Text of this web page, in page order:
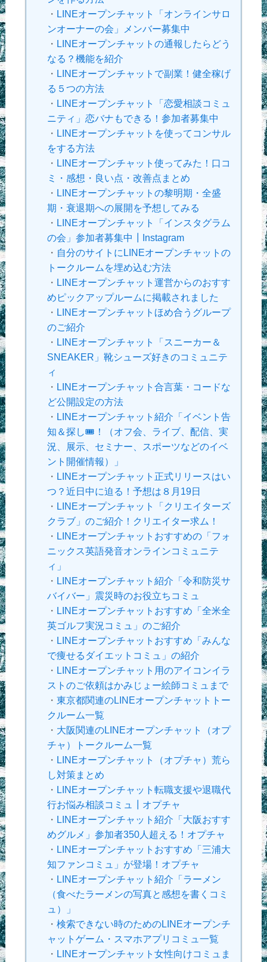
・ LINEオープンチャット「オンラインサロ
ンオーナーの会」メンバー募集中
・ LINEオープンチャットの通報したらどう
なる？機能を紹介
・ LINEオープンチャットで副業！健全稼げ
る５つの方法
・ LINEオープンチャット「恋愛相談コミュ
ニティ」恋バナもできる！参加者募集中
・ LINEオープンチャットを使ってコンサル
をする方法
・ LINEオープンチャット使ってみた！口コ
ミ・感想・良い点・改善点まとめ
・ LINEオープンチャットの黎明期・全盛
期・衰退期への展開を予想してみる
・ LINEオープンチャット「インスタグラム
の会」参加者募集中┃Instagram
・ 自分のサイトにLINEオープンチャットの
トークルームを埋め込む方法
・ LINEオープンチャット運営からのおすす
めピックアップルームに掲載されました
・ LINEオープンチャットほめ合うグループ
のご紹介
・ LINEオープンチャット「スニーカー＆
SNEAKER」靴シューズ好きのコミュニテ
ィ
・ LINEオープンチャット合言葉・コードな
ど公開設定の方法
・ LINEオープンチャット紹介「イベント告
知＆探し🎟！（オフ会、ライブ、配信、実
況、展示、セミナー、スポーツなどのイベ
ント開催情報）」
・ LINEオープンチャット正式リリースはい
つ？近日中に迫る！予想は８月19日
・ LINEオープンチャット「クリエイターズ
クラブ」のご紹介！クリエイター求ム！
・ LINEオープンチャットおすすめの「フォ
ニックス英語発音オンラインコミュニテ
ィ」
・ LINEオープンチャット紹介「令和防災サ
バイバー」震災時のお役立ちコミュ
・ LINEオープンチャットおすすめ「全米全
英ゴルフ実況コミュ」のご紹介
・ LINEオープンチャットおすすめ「みんな
で痩せるダイエットコミュ」の紹介
・ LINEオープンチャット用のアイコンイラ
ストのご依頼はかみじょー絵師コミュまで
・ 東京都関連のLINEオープンチャットトー
クルーム一覧
・ 大阪関連のLINEオープンチャット（オプ
チャ）トークルーム一覧
・ LINEオープンチャット（オプチャ）荒ら
し対策まとめ
・ LINEオープンチャット転職支援や退職代
行お悩み相談コミュ┃オプチャ
・ LINEオープンチャット紹介「大阪おすす
めグルメ」参加者350人超える！オプチャ
・ LINEオープンチャットおすすめ「三浦大
知ファンコミュ」が登場！オプチャ
・ LINEオープンチャット紹介「ラーメン
（食べたラーメンの写真と感想を書くコミ
ュ）」
・ 検索できない時のためのLINEオープンチ
ャットゲーム・スマホアプリコミュ一覧
・ LINEオープンチャット女性向けコミュま